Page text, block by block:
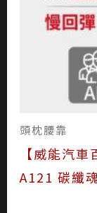
頭枕腰靠
【威能汽
A121 碳纖